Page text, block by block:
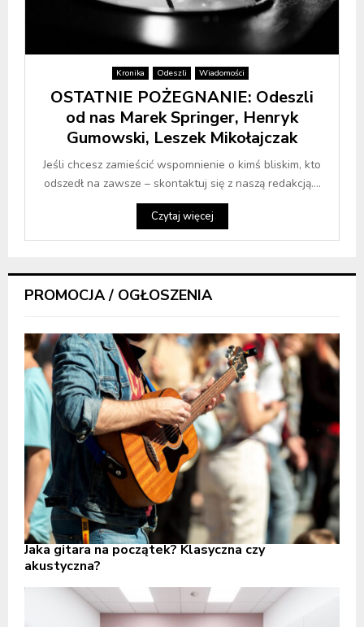
Kronika Odeszli Wiadomości
OSTATNIE POŻEGNANIE: Odeszli
od nas Marek Springer, Henryk
Gumowski, Leszek Mikołajczak
Jeśli chcesz zamieścić wspomnienie o kimś bliskim, kto
odszedł na zawsze – skontaktuj się z naszą redakcją....
Czytaj więcej
PROMOCJA / OGŁOSZENIA
Jaka gitara na początek? Klasyczna czy
akustyczna?